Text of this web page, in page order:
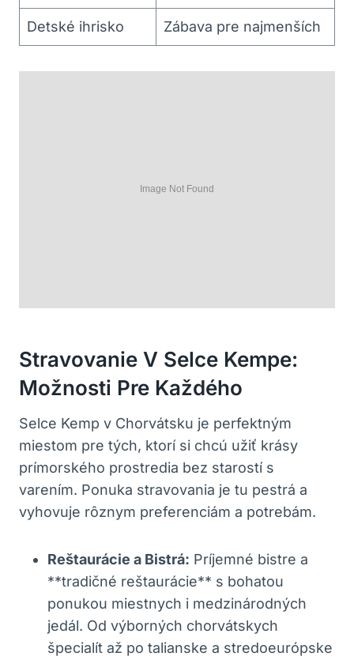
Detské ihrisko Zábava pre najmenších
Stravovanie V Selce Kempe:
Možnosti Pre Každého
Selce Kemp v Chorvátsku je perfektným
miestom pre tých, ktorí si chcú užiť krásy
prímorského prostredia bez starostí s
varením. Ponuka stravovania je tu pestrá a
vyhovuje rôznym preferenciám a potrebám.
Reštaurácie a Bistrá: Príjemné bistre a
**tradičné reštaurácie** s bohatou
ponukou miestnych i medzinárodných
jedál. Od výborných chorvátskych
špecialít až po talianske a stredoeurópske